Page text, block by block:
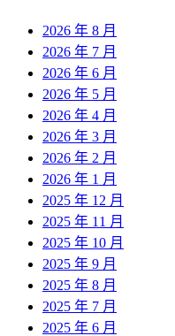
2026 年 8 月
2026 年 7 月
2026 年 6 月
2026 年 5 月
2026 年 4 月
2026 年 3 月
2026 年 2 月
2026 年 1 月
2025 年 12 月
2025 年 11 月
2025 年 10 月
2025 年 9 月
2025 年 8 月
2025 年 7 月
2025 年 6 月